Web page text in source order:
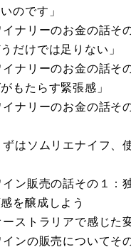
のです」
ナリーのお金の話そ
だけでは足りない」
ナリーのお金の話そ
もたらす緊張感」
ナリーのお金の話そ
はソムリエナイフ、
ン販売の話その１：
を醸成しよう
ストラリアで感じた
ンの販売についてそ